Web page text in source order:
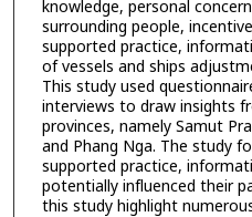
knowledge, personal
surrounding people,
supported practice,
of vessels and ships
This study used
interviews to draw insights
provinces, namely Samut
and Phang Nga. The study
supported practice,
potentially influenced their
this study highlight